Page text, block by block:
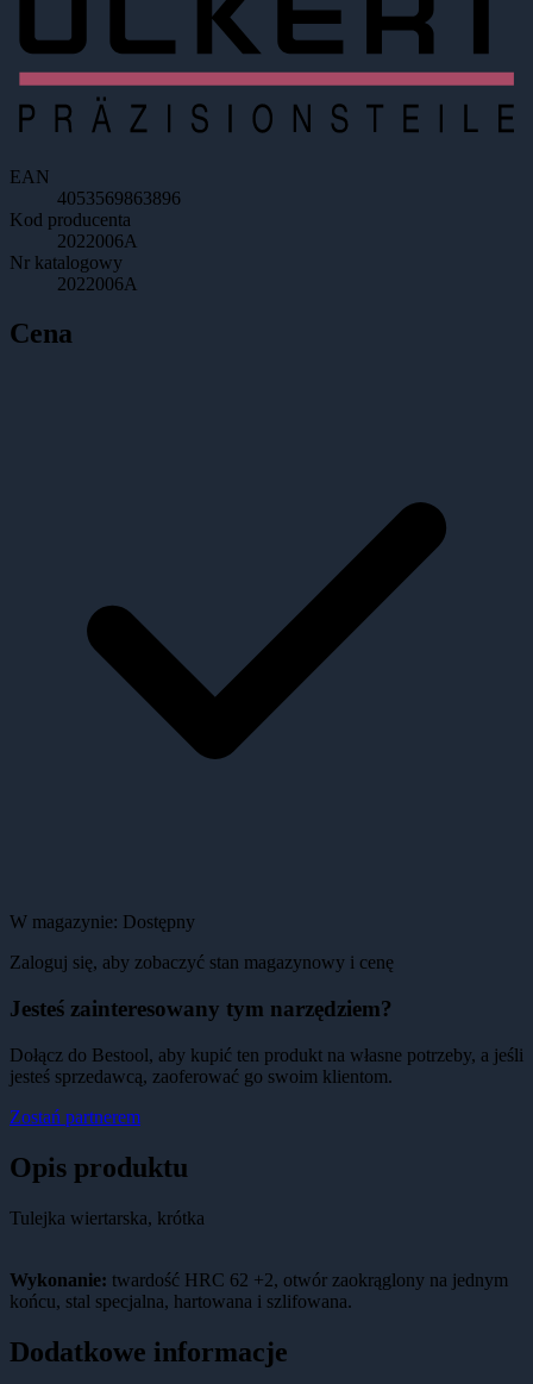
EAN
4053569863896
Kod producenta
2022006A
Nr katalogowy
2022006A
Cena
W magazynie: Dostępny
Zaloguj się, aby zobaczyć stan magazynowy i cenę
Jesteś zainteresowany tym narzędziem?
Dołącz do Bestool, aby kupić ten produkt na własne potrzeby, a jeśli
jesteś sprzedawcą, zaoferować go swoim klientom.
Zostań partnerem
Opis produktu
Tulejka wiertarska, krótka
Wykonanie: twardość HRC 62 +2, otwór zaokrąglony na jednym
końcu, stal specjalna, hartowana i szlifowana.
Dodatkowe informacje